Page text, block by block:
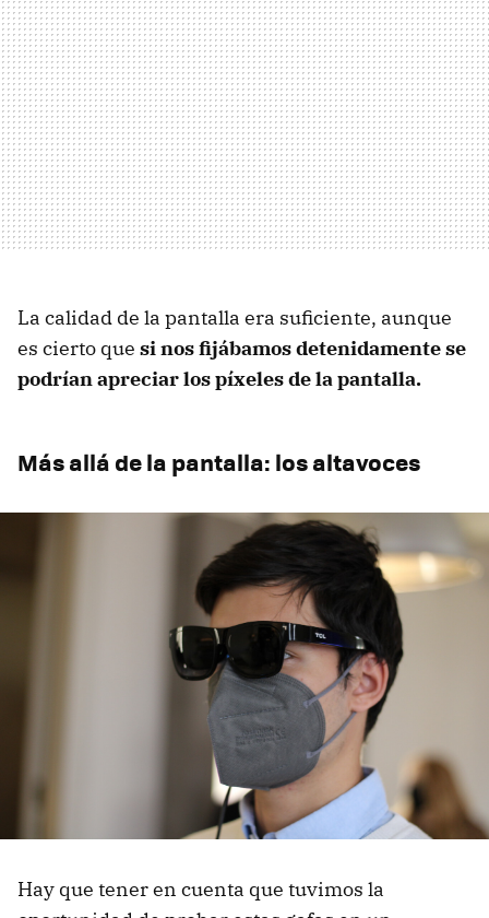
La calidad de la pantalla era suficiente, aunque
es cierto que si nos fijábamos detenidamente se
podrían apreciar los píxeles de la pantalla.
Más allá de la pantalla: los altavoces
Hay que tener en cuenta que tuvimos la